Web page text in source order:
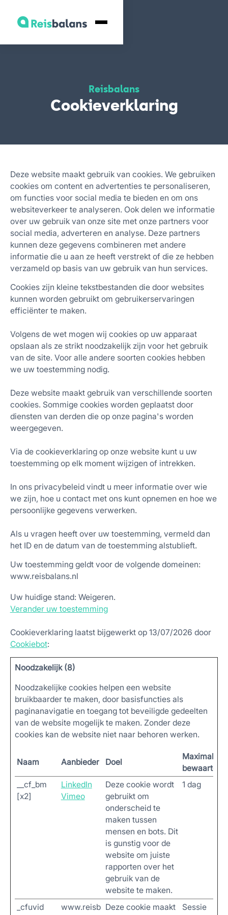
Reisbalans
Cookieverklaring
Deze website maakt gebruik van cookies. We gebruiken
cookies om content en advertenties te personaliseren,
om functies voor social media te bieden en om ons
websiteverkeer te analyseren. Ook delen we informatie
over uw gebruik van onze site met onze partners voor
social media, adverteren en analyse. Deze partners
kunnen deze gegevens combineren met andere
informatie die u aan ze heeft verstrekt of die ze hebben
verzameld op basis van uw gebruik van hun services.
Cookies zijn kleine tekstbestanden die door websites
kunnen worden gebruikt om gebruikerservaringen
efficiënter te maken.
Volgens de wet mogen wij cookies op uw apparaat
opslaan als ze strikt noodzakelijk zijn voor het gebruik
van de site. Voor alle andere soorten cookies hebben
we uw toestemming nodig.
Deze website maakt gebruik van verschillende soorten
cookies. Sommige cookies worden geplaatst door
diensten van derden die op onze pagina's worden
weergegeven.
Via de cookieverklaring op onze website kunt u uw
toestemming op elk moment wijzigen of intrekken.
In ons privacybeleid vindt u meer informatie over wie
we zijn, hoe u contact met ons kunt opnemen en hoe we
persoonlijke gegevens verwerken.
Als u vragen heeft over uw toestemming, vermeld dan
het ID en de datum van de toestemming alstublieft.
Uw toestemming geldt voor de volgende domeinen:
www.reisbalans.nl
Uw huidige stand: Weigeren.
Verander uw toestemming
Cookieverklaring laatst bijgewerkt op 13/07/2026 door
Cookiebot:
Noodzakelijk (8)
Noodzakelijke cookies helpen een website
bruikbaarder te maken, door basisfuncties als
paginanavigatie en toegang tot beveiligde gedeelten
van de website mogelijk te maken. Zonder deze
cookies kan de website niet naar behoren werken.
Naam Aanbieder Doel
Maximale
__cf_bm
[x2]
LinkedIn
Vimeo
Deze cookie wordt
gebruikt om
onderscheid te
maken tussen
mensen en bots. Dit
is gunstig voor de
website om juiste
rapporten over het
gebruik van de
website te maken.
1 dag
_cfuvid
www.reisb Deze cookie maakt
Sessie